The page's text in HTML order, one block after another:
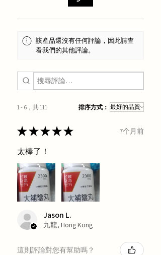
該產品還沒有任何評論，因此請查
看我們的其他評論。
1 - 6，共 111 排序方式：
★★★★★ 7个月前
太棒了！
Jason L.
九龍, Hong Kong
這則評論對您有幫助嗎？